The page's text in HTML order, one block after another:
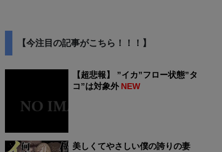
【今注目の記事がこちら！！！】
【超悲報】 ”イカ”フロー状態”タ
コ”は対象外 NEW
美しくてやさしい僕の誇りの妻